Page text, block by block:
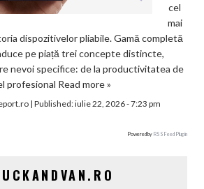
cel
mai
dispozitivelor pliabile. Gamă completă
pe piață trei concepte distincte,
nevoi specifice: de la productivitatea de
profesional Read more »
| Published:iulie 22, 2026 - 7:23 pm
Powered by RSS Feed Plugin